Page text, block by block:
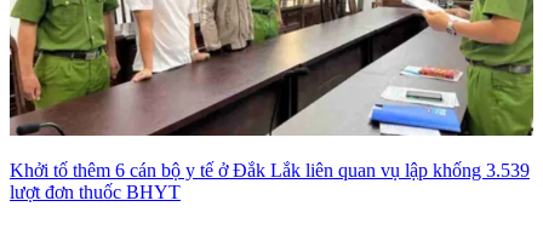
Khởi tố thêm 6 cán bộ y tế ở Đắk Lắk liên quan vụ lập khống 3.539
lượt đơn thuốc BHYT